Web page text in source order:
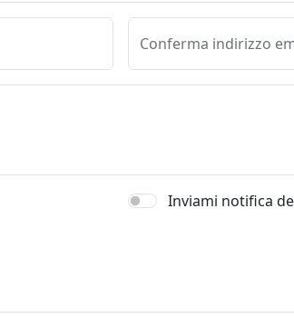
Conferma indirizzo
Inviami notifica